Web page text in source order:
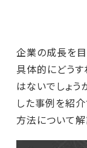
企業の成長を
具体的にどう
はないでしょう
した事例を紹
方法について解